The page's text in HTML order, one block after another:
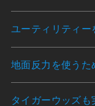
ユーティリティー
地面反力を使う
タイガーウッズ